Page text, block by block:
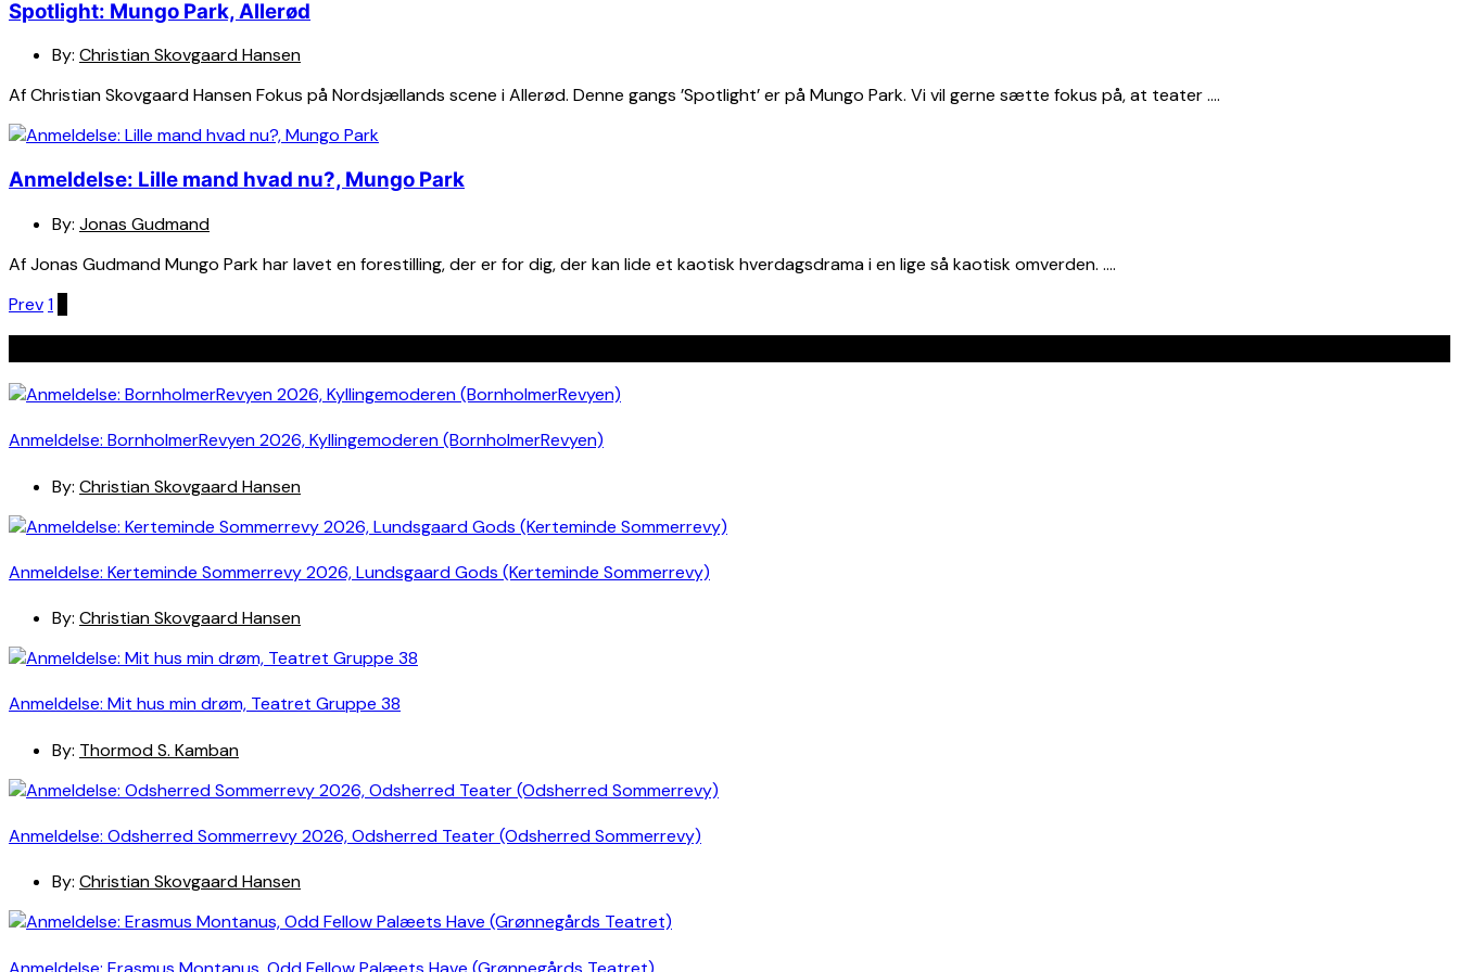
Spotlight: Mungo Park, Allerød
By: Christian Skovgaard Hansen
Af Christian Skovgaard Hansen Fokus på Nordsjællands scene i Allerød. Denne gangs ’Spotlight’ er på Mungo Park. Vi vil gerne sætte fokus på, at teater ….
Anmeldelse: Lille mand hvad nu?, Mungo Park
By: Jonas Gudmand
Af Jonas Gudmand Mungo Park har lavet en forestilling, der er for dig, der kan lide et kaotisk hverdagsdrama i en lige så kaotisk omverden. ….
Indlægsinddeling
Prev1
Anmeldelse: BornholmerRevyen 2026, Kyllingemoderen (BornholmerRevyen)
By: Christian Skovgaard Hansen
Anmeldelse: Kerteminde Sommerrevy 2026, Lundsgaard Gods (Kerteminde Sommerrevy)
By: Christian Skovgaard Hansen
Anmeldelse: Mit hus min drøm, Teatret Gruppe 38
By: Thormod S. Kamban
Anmeldelse: Odsherred Sommerrevy 2026, Odsherred Teater (Odsherred Sommerrevy)
By: Christian Skovgaard Hansen